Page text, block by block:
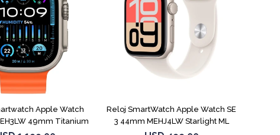
Apple Watch
49mm Titanium
Reloj SmartWatch Apple Watch SE
3 44mm MEHJ4LW Starlight ML